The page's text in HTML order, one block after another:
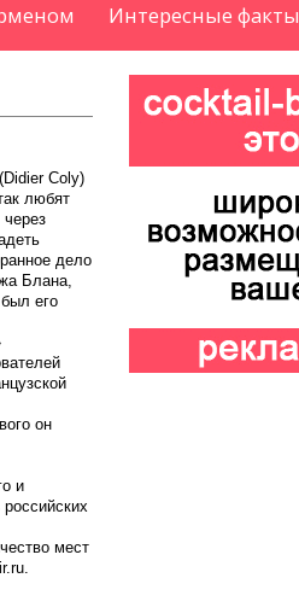
Интересные факты
Coly)
любят
дело
Блана,
его
он
и
мест